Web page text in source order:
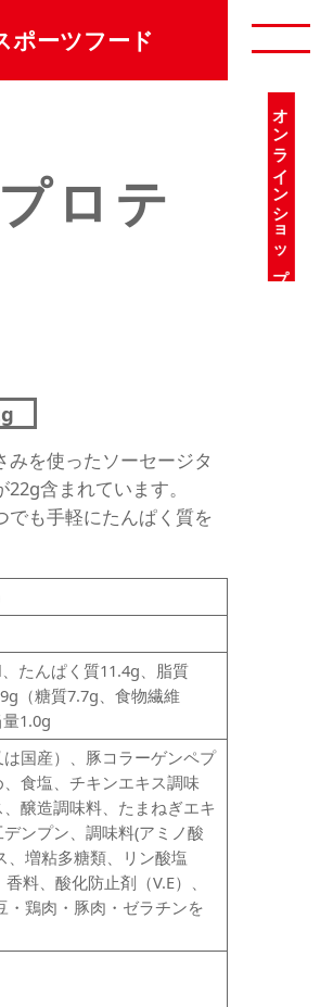
オンラインショップ
ポーツフード
ロテ
を使ったソーセージタ
含まれています。
でも手軽にたんぱく質を
たんぱく質11.4g、脂質
（糖質7.7g、食物繊維
1.0g
国産）、豚コラーゲンペプ
食塩、チキンエキス調味
醸造調味料、たまねぎエキ
ンプン、調味料(アミノ酸
、増粘多糖類、リン酸塩
料、酸化防止剤（V.E）、
・鶏肉・豚肉・ゼラチンを